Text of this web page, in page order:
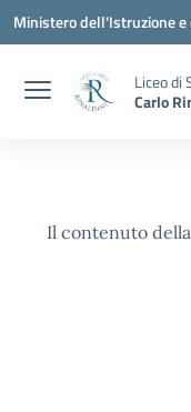
Vai ai contenuti
Vai al menu di navigazione
Vai al footer
Ministero dell'Istruzione
Liceo di
Carlo
Il contenuto